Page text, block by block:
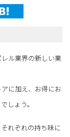
ル業界の新しい業
に加え、お得にお
しょう。
れぞれの持ち味に